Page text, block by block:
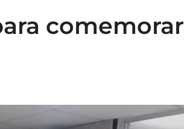
comemorar